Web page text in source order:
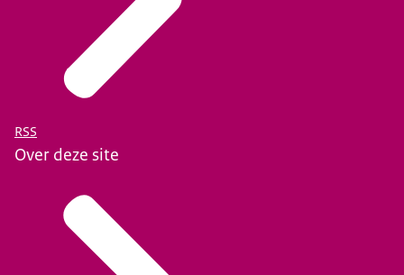
RSS
Over deze site